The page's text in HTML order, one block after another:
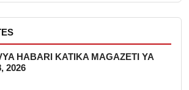
HABARI KATIKA MAGAZETI YA
2026